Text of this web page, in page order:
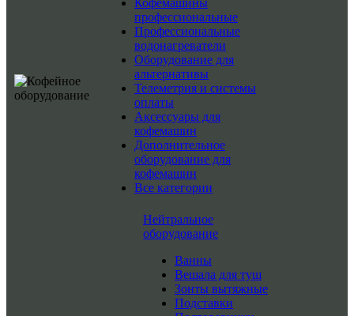
Кофемашины
профессиональные
Профессиональные
водонагреватели
Оборудование для
альтернативы
Телеметрия и системы
оплаты
Аксессуары для
кофемашин
Дополнительное
оборудование для
кофемашин
Все категории
Нейтральное
оборудование
Ванны
Вешала для туш
Зонты вытяжные
Подставки